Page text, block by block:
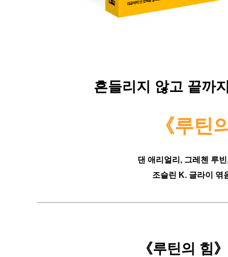
흔들리지 않고 끝까
《루틴
댄 애리얼리, 그레첸 루
조슬린 K. 글라이 엮
《루틴의 힘